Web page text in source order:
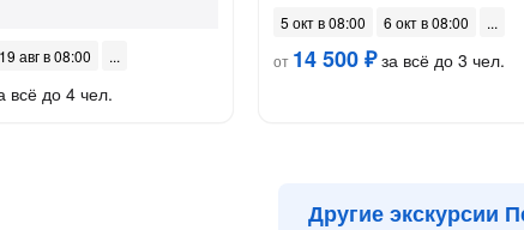
19 авг в 08:00
всё до 4 чел.
5 окт в 08:00
6 окт в 08:00
от 14 500 ₽за всё до 3 чел.
Другие экскурсии